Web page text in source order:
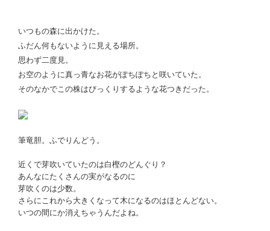
いつもの森に出かけた。
ふだん何もないように見える場所。
思わず二度見。
お空のように真っ青なお花がぽちぽちと咲いていた。
そのなかでこの株はびっくりするような花つきだった。
筆竜胆。ふでりんどう。
近くで芽吹いていたのは白樫のどんぐり？
あんなにたくさんの実がなるのに
芽吹くのは少数。
さらにこれから大きくなって木になるのはほとんどない。
いつの間にか消えちゃうんだよね。